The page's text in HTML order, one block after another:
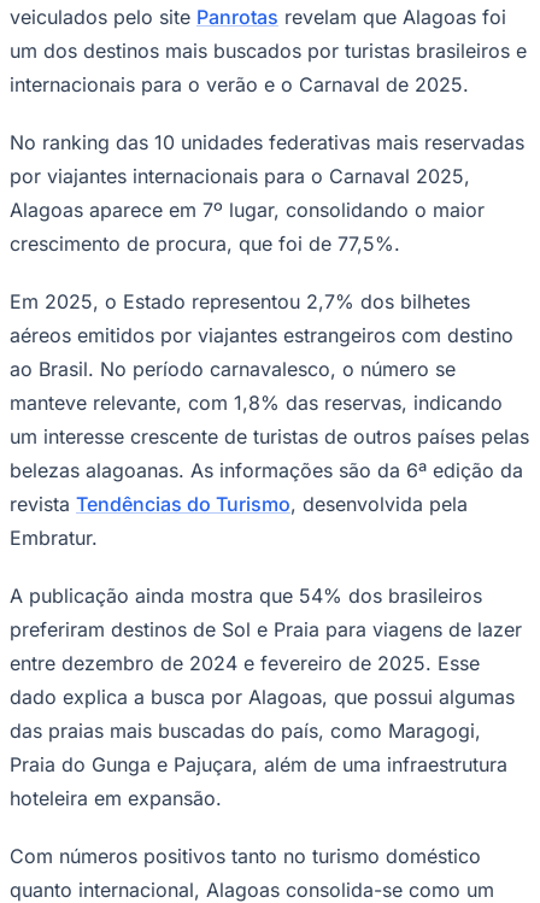
São Paulo
veiculados pelo site Panrotas revelam que Alagoas foi
um dos destinos mais buscados por turistas brasileiros e
internacionais para o verão e o Carnaval de 2025.
No ranking das 10 unidades federativas mais reservadas
por viajantes internacionais para o Carnaval 2025,
Alagoas aparece em 7º lugar, consolidando o maior
crescimento de procura, que foi de 77,5%.
Em 2025, o Estado representou 2,7% dos bilhetes
aéreos emitidos por viajantes estrangeiros com destino
ao Brasil. No período carnavalesco, o número se
manteve relevante, com 1,8% das reservas, indicando
um interesse crescente de turistas de outros países pelas
belezas alagoanas. As informações são da 6ª edição da
revista Tendências do Turismo, desenvolvida pela
Embratur.
A publicação ainda mostra que 54% dos brasileiros
preferiram destinos de Sol e Praia para viagens de lazer
entre dezembro de 2024 e fevereiro de 2025. Esse
dado explica a busca por Alagoas, que possui algumas
das praias mais buscadas do país, como Maragogi,
Praia do Gunga e Pajuçara, além de uma infraestrutura
hoteleira em expansão.
Com números positivos tanto no turismo doméstico
quanto internacional, Alagoas consolida-se como um